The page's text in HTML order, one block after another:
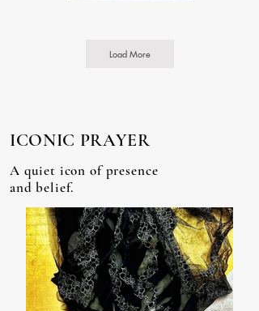
Load More
ICONIC PRAYER
A quiet icon of presence
and belief.